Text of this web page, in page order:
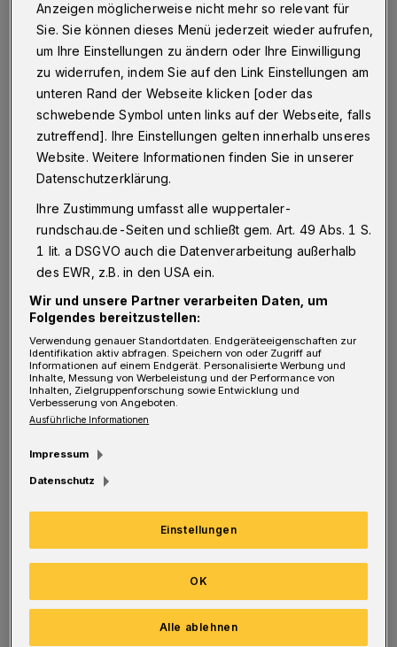
Von Jörn Koldehoff
W ie ist sie nun einzuschätzen, die 1:3-
Auftaktniederlage am vergangenen
Wochenende bei der Reserve von Borussia
Dortmund? Im Vorfeld der Partie hatte der
Verein alles versucht, um nach dem Trainer-
und Sportdirektor-Wechsel eine Art
Aufbruchstimmung zu erzeugen. Gleich vier
der (noch von Karsten Hutwelker
verpflichteten) Neuzugänge hatte Chefcoach
Pascal Bieler in die Startformation berufen.
Einer davon, Marwin Studtrucker, besorgte in
der traditionsreichen „Roten Erde“ sogar den
Führungstreffer. Als der Mannschaftsbus
wieder gen Bergisches Land startete, lagen
jedoch keine Punkte im Gepäck.
Davon allerdings war auch nicht zwingend
auszugehen. Zwar hat sich der WSV in der
Anzeigen möglicherweise nicht mehr so relevant für
Sie. Sie können dieses Menü jederzeit wieder aufrufen,
um Ihre Einstellungen zu ändern oder Ihre Einwilligung
zu widerrufen, indem Sie auf den Link Einstellungen am
unteren Rand der Webseite klicken [oder das
schwebende Symbol unten links auf der Webseite, falls
zutreffend]. Ihre Einstellungen gelten innerhalb unseres
Website. Weitere Informationen finden Sie in unserer
Datenschutzerklärung.
Ihre Zustimmung umfasst alle wuppertaler-
rundschau.de-Seiten und schließt gem. Art. 49 Abs. 1 S.
1 lit. a DSGVO auch die Datenverarbeitung außerhalb
des EWR, z.B. in den USA ein.
Wir und unsere Partner verarbeiten Daten, um
Folgendes bereitzustellen:
Verwendung genauer Standortdaten. Endgeräteeigenschaften zur
Identifikation aktiv abfragen. Speichern von oder Zugriff auf
Informationen auf einem Endgerät. Personalisierte Werbung und
Inhalte, Messung von Werbeleistung und der Performance von
Inhalten, Zielgruppenforschung sowie Entwicklung und
Verbesserung von Angeboten.
Ausführliche Informationen
Impressum
Datenschutz
Einstellungen
Alle ablehnen
OK